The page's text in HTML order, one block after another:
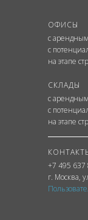
ОФИСЫ
с
с
на этапе
СКЛАДЫ
с
с
на этапе
+7 495 637
г. Москва,